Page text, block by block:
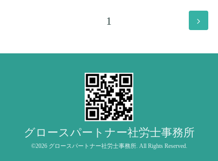
1
グロースパートナー社労士事務所
©2026 グロースパートナー社労士事務所. All Rights Reserved.